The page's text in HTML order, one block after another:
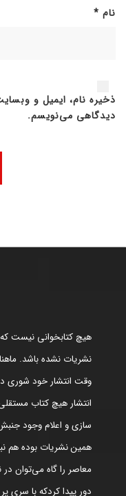
نام *
ذخیره نام، ایمیل و
دیدگاهی می‌نویسم.
هیچ کتابخوانی نیست
نشریات نشده باشد.
وقت انتشار خود شوری
انتشار هیچ کتاب
سازی و اعلام وجود
همین نشریات بوده هم
معاصر را گاه می‌توان
دور پیدا کردکه با سری